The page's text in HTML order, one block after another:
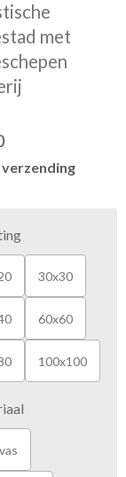
met
verzending
30x30
60x60
100x100